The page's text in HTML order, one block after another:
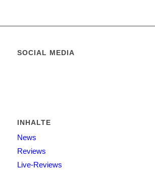
SOCIAL MEDIA
INHALTE
News
Reviews
Live-Reviews